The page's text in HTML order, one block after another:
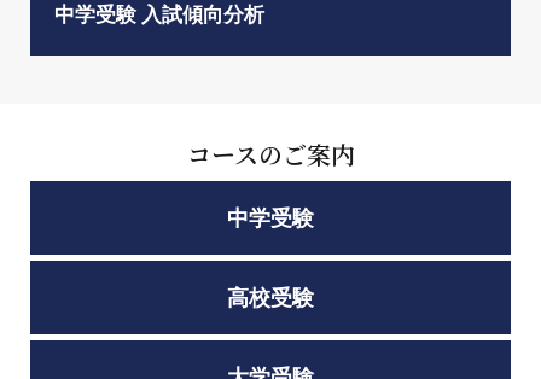
中学受験 入試傾向分析
コースのご案内
中学受験
高校受験